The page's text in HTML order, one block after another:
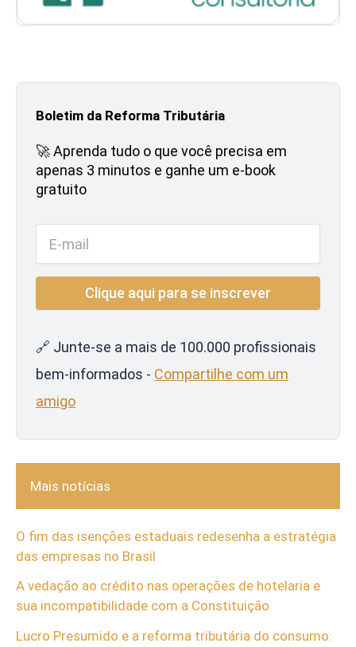
Boletim da Reforma Tributária
🚀 Aprenda tudo o que você precisa em
apenas 3 minutos e ganhe um e-book
gratuito
🔗 Junte-se a mais de 100.000 profissionais
bem-informados - Compartilhe com um
amigo
Mais notícias
O fim das isenções estaduais redesenha a estratégia
das empresas no Brasil
A vedação ao crédito nas operações de hotelaria e
sua incompatibilidade com a Constituição
Lucro Presumido e a reforma tributária do consumo: